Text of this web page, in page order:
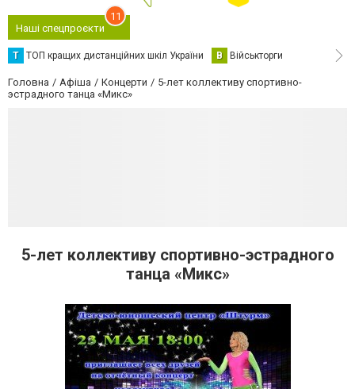
Наші спецпроєкти
11
Т ТОП кращих дистанційних шкіл України В Військторги
Головна Афіша Концерти
5-лет коллективу спортивно-
эстрадного танца «Микс»
5-лет коллективу спортивно-эстрадного
танца «Микс»